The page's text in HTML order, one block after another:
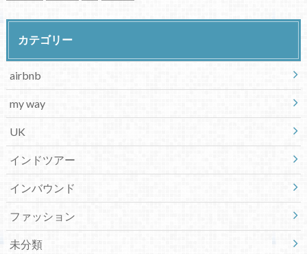
カテゴリー
airbnb
my way
UK
インドツアー
インバウンド
ファッション
未分類